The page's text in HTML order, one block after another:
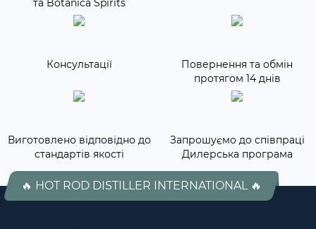
та Botanica Spirits
Консультації
Повернення та обмін
протягом 14 днів
Виготовлено відповідно до
стандартів якості
Запрошуємо до співпраці
Дилерська програма
🔥 HOT ROD DISTILLER INTERNATIONAL 🔥